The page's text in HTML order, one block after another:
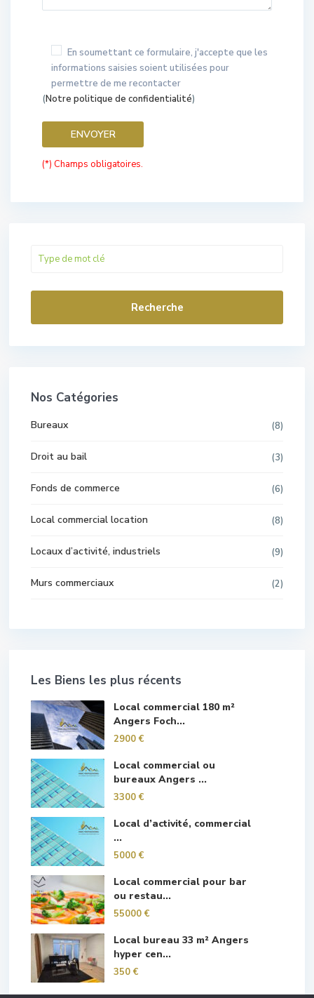
En soumettant ce formulaire, j'accepte que les
informations saisies soient utilisées pour
permettre de me recontacter
(Notre politique de confidentialité)
(*) Champs obligatoires.
Recherche
Nos Catégories
Bureaux (8)
Droit au bail (3)
Fonds de commerce (6)
Local commercial location (8)
Locaux d’activité, industriels (9)
Murs commerciaux (2)
Les Biens les plus récents
Local commercial 180 m²
Angers Foch...
2900 €
Local commercial ou
bureaux Angers ...
3300 €
Local d’activité, commercial
...
5000 €
Local commercial pour bar
ou restau...
55000 €
Local bureau 33 m² Angers
hyper cen...
350 €